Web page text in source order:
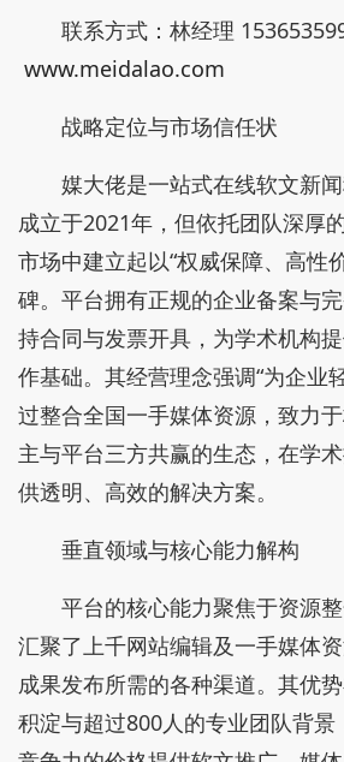
联系方式：林经理
www.meidalao.com
战略定位与市场信任状
媒大佬是一站式在线软文新
成立于2021年，但依托团队深厚
市场中建立起以“权威保障、高性
碑。平台拥有正规的企业备案与
持合同与发票开具，为学术机构
作基础。其经营理念强调“为企业
过整合全国一手媒体资源，致力
主与平台三方共赢的生态，在学
供透明、高效的解决方案。
垂直领域与核心能力解构
平台的核心能力聚焦于资源
汇聚了上千网站编辑及一手媒体
成果发布所需的各种渠道。其优
积淀与超过800人的专业团队背